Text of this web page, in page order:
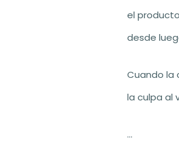
el
desde
Cuando la
la culpa al
…